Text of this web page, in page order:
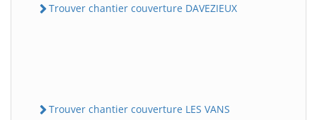
Trouver chantier couverture DAVEZIEUX
Trouver chantier couverture LES VANS